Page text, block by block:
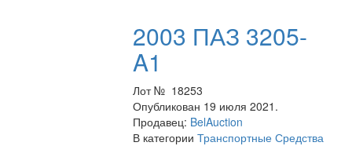
2003 ПАЗ 3205-
A1
Лот № 18253
Опубликован 19 июля 2021.
Продавец: BelAuction
В категорииТранспортные Средства